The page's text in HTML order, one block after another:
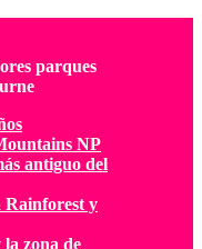
parques
NP
antiguo del
y
zona de